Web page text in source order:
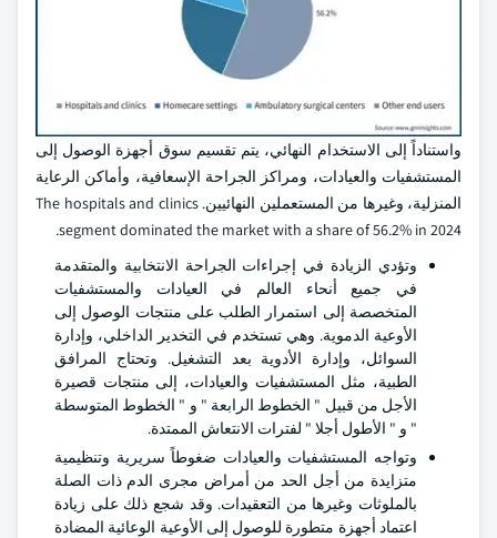
واستناداً إلى الاستخدام النهائي، يتم تقسيم سوق أجهزة الوصول إلى
المستشفيات والعيادات، ومراكز الجراحة الإسعافية، وأماكن الرعاية
المنزلية، وغيرها من المستعملين النهائيين. The hospitals and clinics
segment dominated the market with a share of 56.2% in 2024.
وتؤدي الزيادة في إجراءات الجراحة الانتخابية والمتقدمة
في جميع أنحاء العالم في العيادات والمستشفيات
المتخصصة إلى استمرار الطلب على منتجات الوصول إلى
الأوعية الدموية. وهي تستخدم في التخدير الداخلي، وإدارة
السوائل، وإدارة الأدوية بعد التشغيل. وتحتاج المرافق
الطبية، مثل المستشفيات والعيادات، إلى منتجات قصيرة
الأجل من قبيل " الخطوط الرابعة " و " الخطوط المتوسطة
" و " الأطول أجلا " لفترات الانتعاش الممتدة.
وتواجه المستشفيات والعيادات ضغوطاً سريرية وتنظيمية
متزايدة من أجل الحد من أمراض مجرى الدم ذات الصلة
بالملوثات وغيرها من التعقيدات. وقد شجع ذلك على زيادة
اعتماد أجهزة متطورة للوصول إلى الأوعية الوعائية المضادة